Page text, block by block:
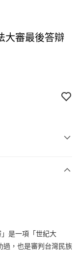
大審最後答辯
是一項「世紀大
過，也是審判台灣民族